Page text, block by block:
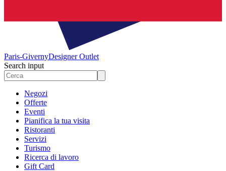
Paris-GivernyDesigner Outlet
Search input
Negozi
Offerte
Eventi
Pianifica la tua visita
Ristoranti
Servizi
Turismo
Ricerca di lavoro
Gift Card